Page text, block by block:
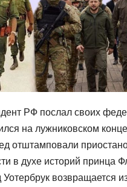
РФ послал своих
на лужниковском
отштамповали
в духе историй принца
Уотербрук возвращается